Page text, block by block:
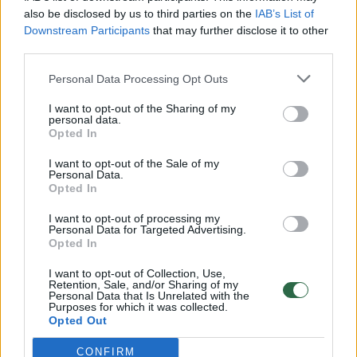
also be disclosed by us to third parties on the IAB’s List of
Downstream Participants that may further disclose it to other
Personal Data Processing Opt Outs
I want to opt-out of the Sharing of my
personal data.
Opted In
I want to opt-out of the Sale of my
Personal Data.
Opted In
I want to opt-out of processing my
Personal Data for Targeted Advertising.
Opted In
I want to opt-out of Collection, Use,
Retention, Sale, and/or Sharing of my
Personal Data that Is Unrelated with the
Purposes for which it was collected.
Opted Out
CONFIRM
Žinios | Lietuvos diena
32 laipsnių šilumos
Žinios | Orai
00:15:54
V. Zalužno pasisakymą laiko bandymu įsitvirtinti
Ukrainos politikoje: jis yra neteisus
prieš mirtį: „Tai buvo simbolinis mūsų pagerbimo
ženklas“
Žinios